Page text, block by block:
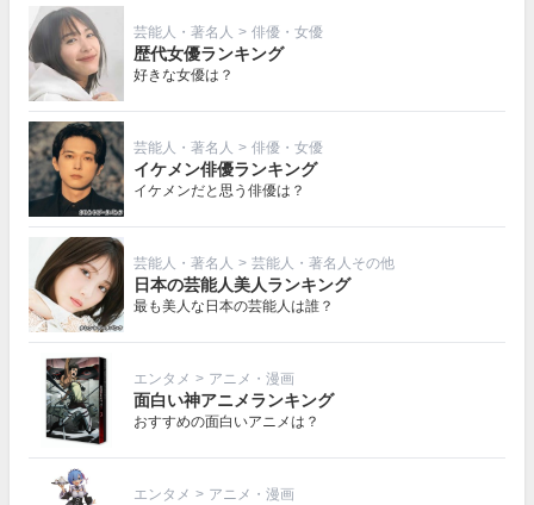
芸能人・著名人 > 俳優・女優
歴代女優ランキング
好きな女優は？
芸能人・著名人 > 俳優・女優
イケメン俳優ランキング
イケメンだと思う俳優は？
芸能人・著名人 > 芸能人・著名人その他
日本の芸能人美人ランキング
最も美人な日本の芸能人は誰？
エンタメ > アニメ・漫画
面白い神アニメランキング
おすすめの面白いアニメは？
エンタメ > アニメ・漫画